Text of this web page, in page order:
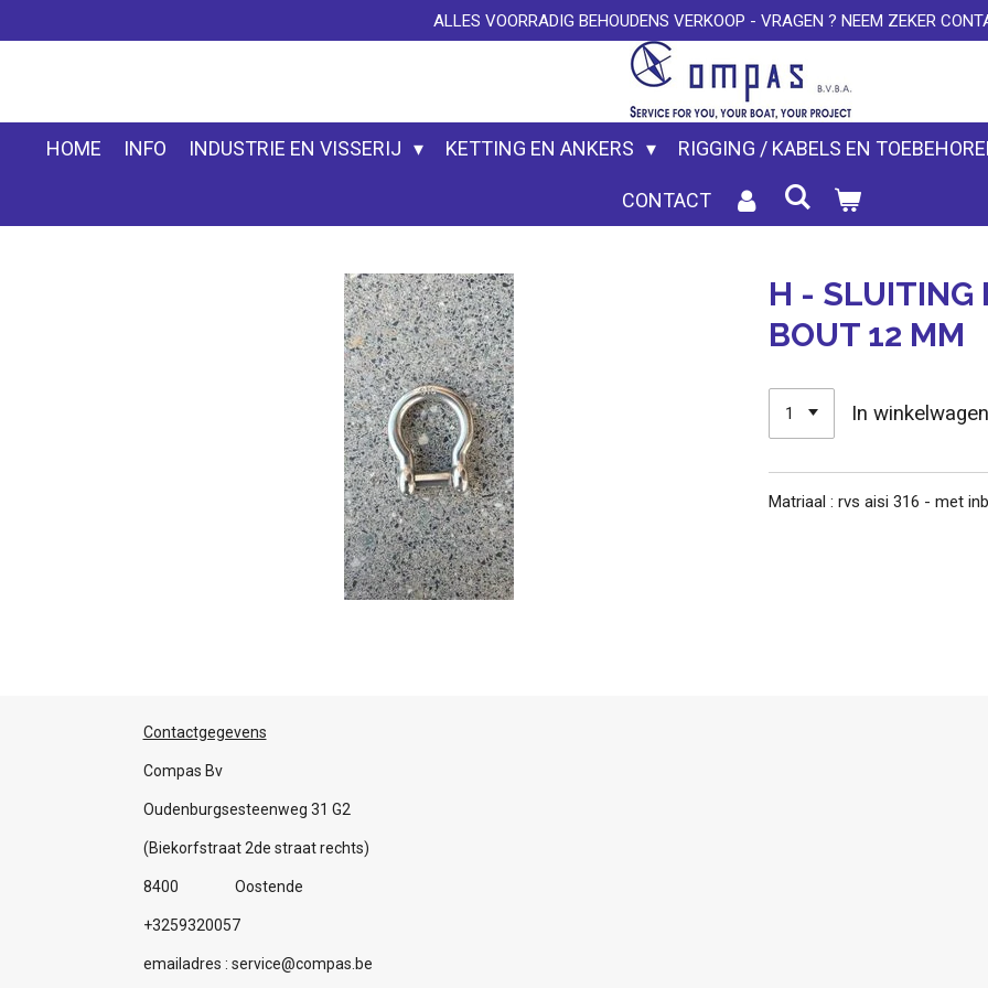
direct
hoofdinhoud
ALLES VOORRADIG BEHOUDENS VERKOOP - VRAGEN ? NEEM ZEKER
HOME INFO INDUSTRIE EN VISSERIJ KETTING EN ANKERS RIGGING / KABELS EN
CONTACT
H - SLUITING
BOUT 12 MM
In
Matriaal : rvs aisi 316 - met
Contactgegevens
Compas Bv
Oudenburgsesteenweg 31 G2
(Biekorfstraat 2de straat rechts)
8400 Oostende
+3259320057
emailadres : service@compas.be